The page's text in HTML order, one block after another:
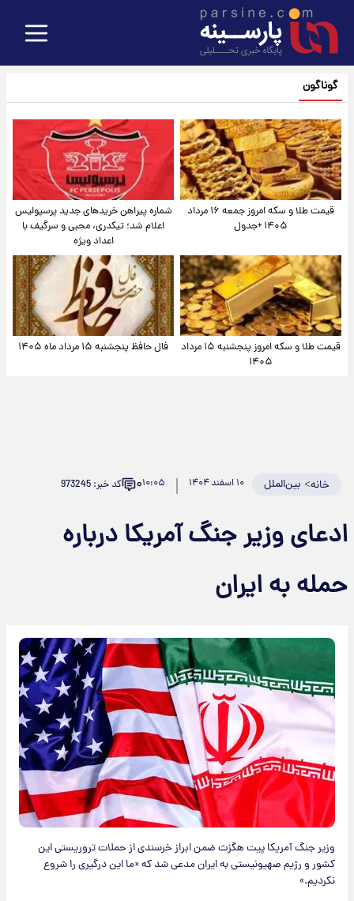
گوناگون
قیمت طلا و سکه امروز جمعه ۱۶ مرداد
۱۴۰۵ +جدول
شماره پیراهن خریدهای جدید پرسپولیس
اعلام شد؛ تیکدری، محبی و سرگیف با
اعداد ویژه
قیمت طلا و سکه امروز پنجشنبه ۱۵ مرداد
۱۴۰۵
فال حافظ پنجشنبه ۱۵ مرداد ماه ۱۴۰۵
خانه> بین‌الملل ۱۰ اسفند ۱۴۰۴ ۱۰:۰۵۰ کد خبر: 973245
ادعای وزیر جنگ آمریکا درباره
حمله به ایران
وزیر جنگ آمریکا پیت هگزث ضمن ابراز خرسندی از حملات تروریستی این
کشور و رژیم صهیونیستی به ایران مدعی شد که «ما این درگیری را شروع
نکردیم.»